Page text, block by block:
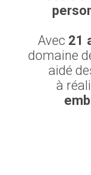
Avec 21
domaine
aidé
à